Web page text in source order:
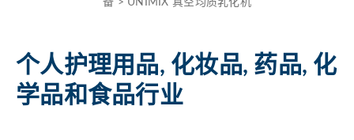
your
search.
个人护理用品, 化妆品, 药品, 化
学品和食品行业